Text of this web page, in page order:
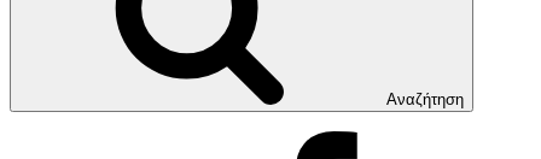
Αναζήτηση